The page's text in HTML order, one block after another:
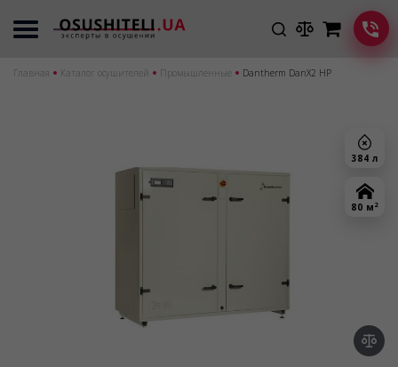
Главная Каталог осушителей Промышленные Dantherm DanX2 HP
384 л
80 м 2